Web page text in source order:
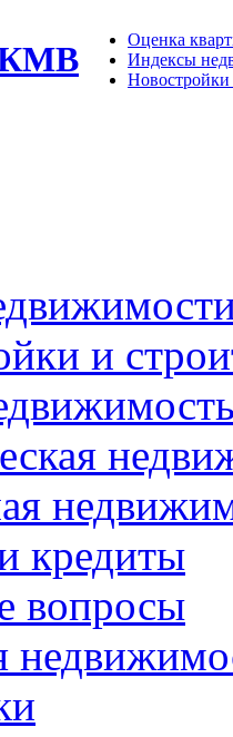
КМВ
Оценка
Индексы
Новостройки
и
кредиты
вопросы